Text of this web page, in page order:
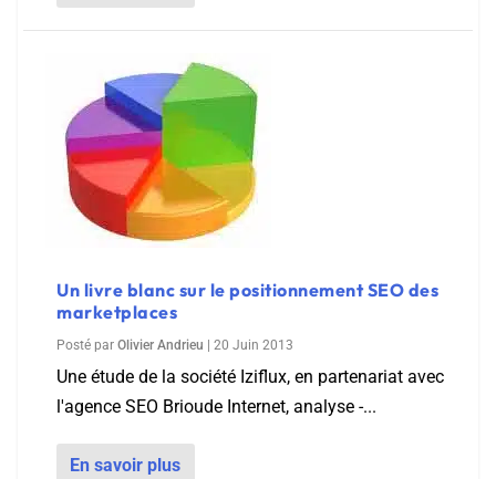
Un livre blanc sur le positionnement SEO des
marketplaces
Posté par Olivier Andrieu 20 Juin 2013
Une étude de la société Iziflux, en partenariat avec
l'agence SEO Brioude Internet, analyse -...
En savoir plus